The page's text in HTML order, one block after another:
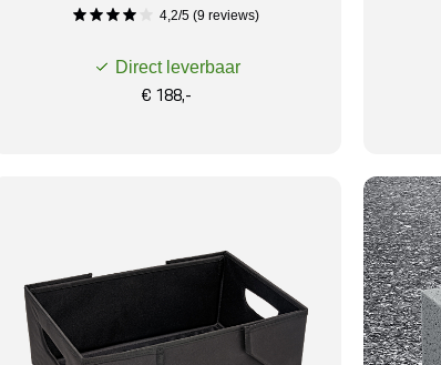
4,2/5 (9 reviews)
Direct leverbaar
€ 188,-